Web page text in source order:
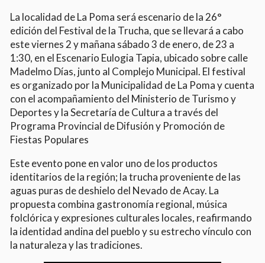
La localidad de La Poma será escenario de la 26°
edición del Festival de la Trucha, que se llevará a cabo
este viernes 2 y mañana sábado 3 de enero, de 23 a
1:30, en el Escenario Eulogia Tapia, ubicado sobre calle
Madelmo Días, junto al Complejo Municipal. El festival
es organizado por la Municipalidad de La Poma y cuenta
con el acompañamiento del Ministerio de Turismo y
Deportes y la Secretaría de Cultura a través del
Programa Provincial de Difusión y Promoción de
Fiestas Populares
Este evento pone en valor uno de los productos
identitarios de la región; la trucha proveniente de las
aguas puras de deshielo del Nevado de Acay. La
propuesta combina gastronomía regional, música
folclórica y expresiones culturales locales, reafirmando
la identidad andina del pueblo y su estrecho vínculo con
la naturaleza y las tradiciones.